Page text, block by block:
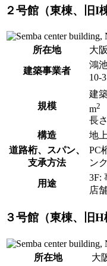
２号館（東棟、旧I
所在地 大
建築事業者
鴻
10-
規模
建
m2
長
構造
地
道路桁、スパン、
支承方法
PC
ン
用途
3F:
店
３号館（東棟、旧H
所在地 大